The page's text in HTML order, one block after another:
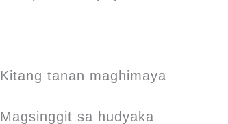
Kitang tanan maghimaya
Magsinggit sa hudyaka